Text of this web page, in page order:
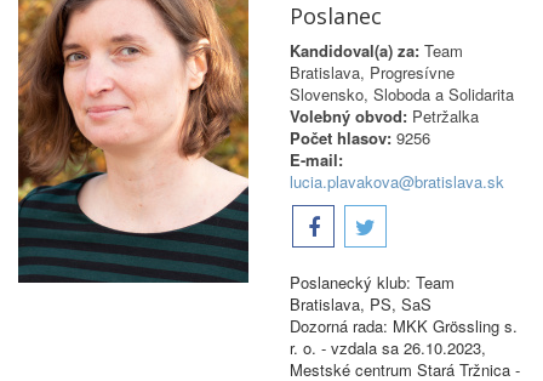
Poslanec
Kandidoval(a) za: Team
Bratislava, Progresívne
Slovensko, Sloboda a Solidarita
Volebný obvod: Petržalka
Počet hlasov: 9256
E-mail:
lucia.plavakova@bratislava.sk
Poslanecký klub: Team
Bratislava, PS, SaS
Dozorná rada: MKK Grössling s.
r. o. - vzdala sa 26.10.2023,
Mestské centrum Stará Tržnica -